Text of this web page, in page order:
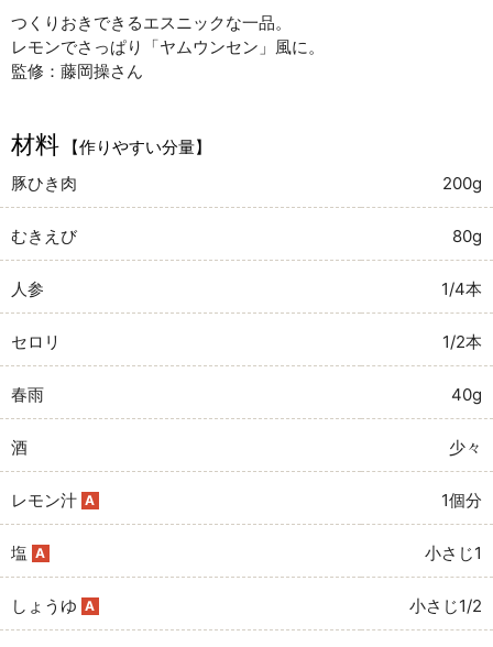
つくりおきできるエスニックな一品。
レモンでさっぱり「ヤムウンセン」風に。
監修：藤岡操さん
材料
【作りやすい分量】
豚ひき肉
200g
むきえび 80g
人参 1/4本
セロリ 1/2本
春雨 40g
酒 少々
レモン汁 A 1個分
塩 A 小さじ1
しょうゆ A 小さじ1/2